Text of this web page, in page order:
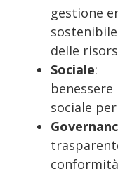
gestione
delle
Sociale:
sociale